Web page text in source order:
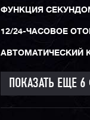
ФУНКЦИЯ
12/24-ЧАСОВОЕ
АВТОМАТИЧЕСКИЙ